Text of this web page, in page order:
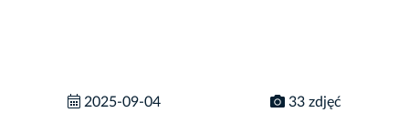
2025-09-04 33 zdjęć